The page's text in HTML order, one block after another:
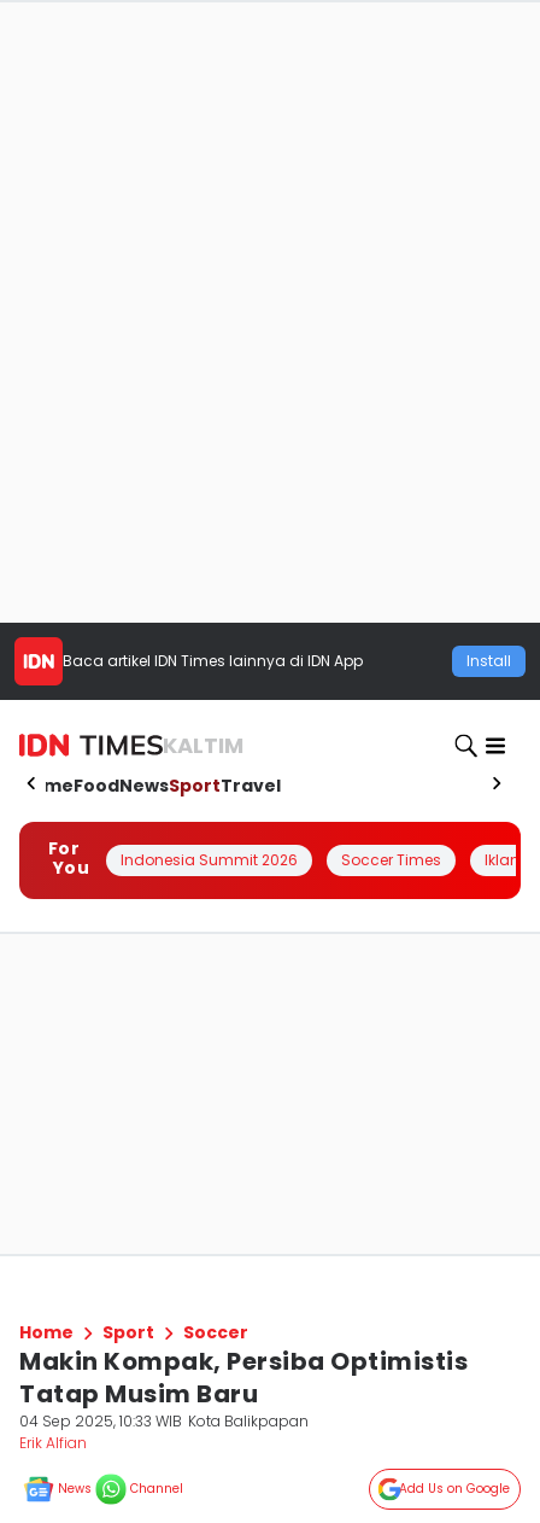
Baca artikel IDN Times lainnya di IDN App Install
KALTIM
HomeFoodNewsSportTravel
For
You
Indonesia Summit 2026 Soccer Times Iklanin
Home Sport Soccer
Makin Kompak, Persiba Optimistis
Tatap Musim Baru
04 Sep 2025, 10:33 WIB Kota Balikpapan
Erik Alfian
News Channel Add Us on Google